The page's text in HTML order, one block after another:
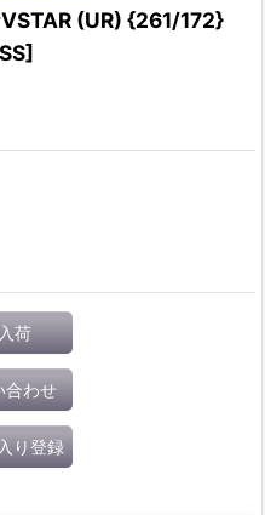
VSTAR (UR) {261/172}
荷
合わせ
り登録